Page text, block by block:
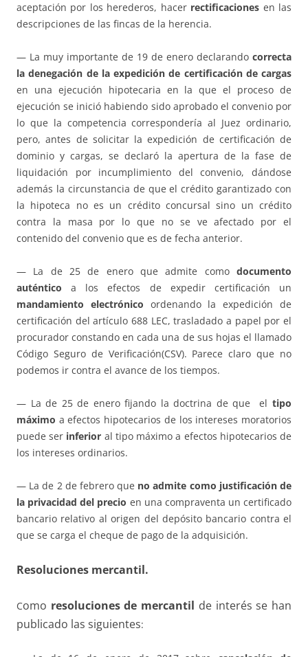
aceptación por los herederos, hacer rectificaciones en las
descripciones de las fincas de la herencia.
— La muy importante de 19 de enero declarando correcta
la denegación de la expedición de certificación de cargas
en una ejecución hipotecaria en la que el proceso de
ejecución se inició habiendo sido aprobado el convenio por
lo que la competencia correspondería al Juez ordinario,
pero, antes de solicitar la expedición de certificación de
dominio y cargas, se declaró la apertura de la fase de
liquidación por incumplimiento del convenio, dándose
además la circunstancia de que el crédito garantizado con
la hipoteca no es un crédito concursal sino un crédito
contra la masa por lo que no se ve afectado por el
contenido del convenio que es de fecha anterior.
— La de 25 de enero que admite como documento
auténtico a los efectos de expedir certificación un
mandamiento electrónico ordenando la expedición de
certificación del artículo 688 LEC, trasladado a papel por el
procurador constando en cada una de sus hojas el llamado
Código Seguro de Verificación(CSV). Parece claro que no
podemos ir contra el avance de los tiempos.
— La de 25 de enero fijando la doctrina de que el tipo
máximo a efectos hipotecarios de los intereses moratorios
puede ser inferior al tipo máximo a efectos hipotecarios de
los intereses ordinarios.
— La de 2 de febrero que no admite como justificación de
la privacidad del precio en una compraventa un certificado
bancario relativo al origen del depósito bancario contra el
que se carga el cheque de pago de la adquisición.
Resoluciones mercantil.
Como resoluciones de mercantil de interés se han
publicado las siguientes: